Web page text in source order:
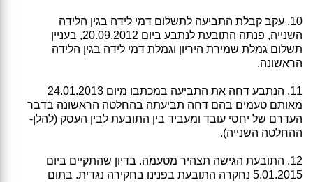
10. עקב קבלת התביעה לתשלום דמי לידה בגין הלידה
השנייה, פנתה התובעת לנתבע ביום 20.09.2012, בעניין
תשלום גמלת שמירת היריון וגמלת דמי לידה בגין הלידה
הראשונה.
11. הנתבע דחה את התביעה במכתבו מיום 24.01.2013
מאותם טעמים בהם דחה תביעתה בהחלטה הראשונה בדבר
העדרם של יחסי עובד ומעביד בין התובעת לבין העסק (להלן-
ההחלטה השנייה).
12. התובעת הגישה תצהיר מטעמה. בדיון שהתקיים ביום
5.01.2015 נחקרה התובעת בפנינו בחקירה נגדית. בתום